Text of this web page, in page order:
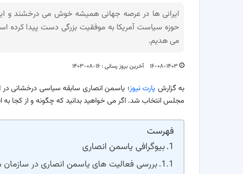
ایرانی ها در عرصه جهانی همیشه خوش می درخشند و
حوزه سیاست آمریکا به موفقیت بزرگی دست پیدا کرده
می هدیم.
۱۶-۰۸-۱۴۰۳ آخرین بروز رسانی : ۱۶-۰۸-۱۴۰۳
به گزارش پارت نیوز؛ یاسمن انصاری سابقه سیاسی درخشانی در
مجلس انتخاب شد. اگر می خواهید بدانید که چگونه و از کجا
فهرست
بیوگرافی یاسمن انصاری
بررسی فعالیت های یاسمن انصاری در